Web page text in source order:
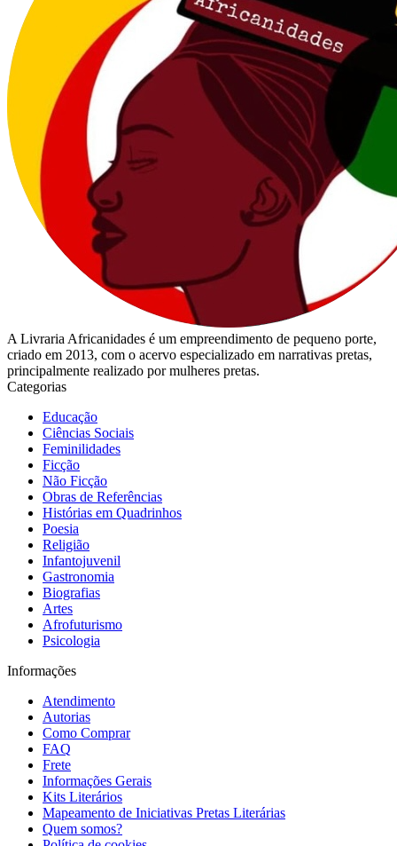
A Livraria Africanidades é um empreendimento de pequeno porte,
criado em 2013, com o acervo especializado em narrativas pretas,
principalmente realizado por mulheres pretas.
Categorias
Educação
Ciências Sociais
Feminilidades
Ficção
Não Ficção
Obras de Referências
Histórias em Quadrinhos
Poesia
Religião
Infantojuvenil
Gastronomia
Biografias
Artes
Afrofuturismo
Psicologia
Informações
Atendimento
Autorias
Como Comprar
FAQ
Frete
Informações Gerais
Kits Literários
Mapeamento de Iniciativas Pretas Literárias
Quem somos?